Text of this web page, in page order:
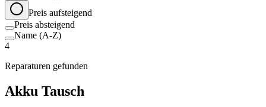
Preis aufsteigend
Preis absteigend
Name (A-Z)
4
Reparaturen gefunden
Akku Tausch